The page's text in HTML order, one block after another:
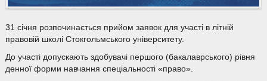
31 січня розпочинається прийом заявок для участі в літній
правовій школі Стокгольмського університету.
До участі допускають здобувачі першого (бакалаврського) рівня
денної форми навчання спеціальності «право».